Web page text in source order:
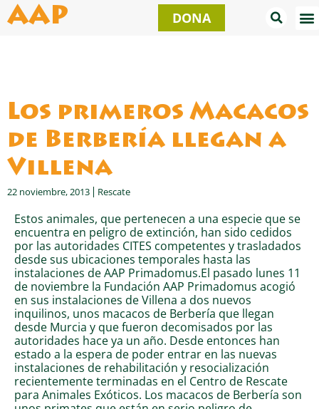
alAAP DONA
Los primeros Macacos
de Berbería llegan a
Villena
22 noviembre, 2013 Rescate
Estos animales, que pertenecen a una especie que se
encuentra en peligro de extinción, han sido cedidos
por las autoridades CITES competentes y trasladados
desde sus ubicaciones temporales hasta las
instalaciones de AAP Primadomus.El pasado lunes 11
de noviembre la Fundación AAP Primadomus acogió
en sus instalaciones de Villena a dos nuevos
inquilinos, unos macacos de Berbería que llegan
desde Murcia y que fueron decomisados por las
autoridades hace ya un año. Desde entonces han
estado a la espera de poder entrar en las nuevas
instalaciones de rehabilitación y resocialización
recientemente terminadas en el Centro de Rescate
para Animales Exóticos. Los macacos de Berbería son